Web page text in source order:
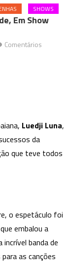
SHOWS
Em Show
Comentários
Luedji Luna,
da
que teve todos
o espetáculo foi
embalou a
banda de
as canções